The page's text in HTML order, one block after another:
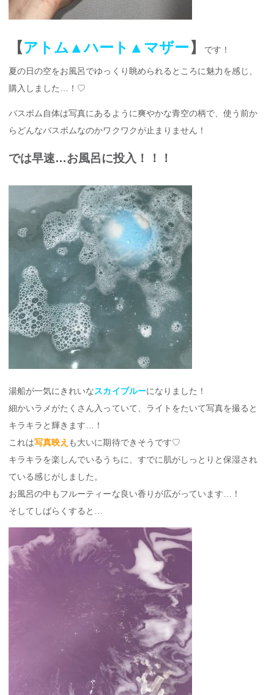
【アトム▲ハート▲マザー 】 です！
夏の日の空をお風呂でゆっくり眺められるところに魅力を感じ、
購入しました…！♡
バスボム自体は写真にあるように爽やかな青空の柄で、使う前か
らどんなバスボムなのかワクワクが止まりません！
では早速…お風呂に投入！！！
湯船が一気にきれいなスカイブルーになりました！
細かいラメがたくさん入っていて、ライトをたいて写真を撮ると
キラキラと輝きます…！
これは写真映え も大いに期待できそうです♡
キラキラを楽しんでいるうちに、すでに肌がしっとりと保湿され
ている感じがしました。
お風呂の中もフルーティーな良い香りが広がっています…！
そしてしばらくすると…